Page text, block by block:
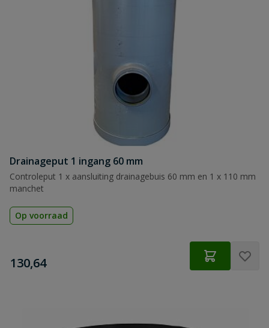
Drainageput 1 ingang 60 mm
Controleput 1 x aansluiting drainagebuis 60 mm en 1 x 110 mm
manchet
Op voorraad
€
130,64